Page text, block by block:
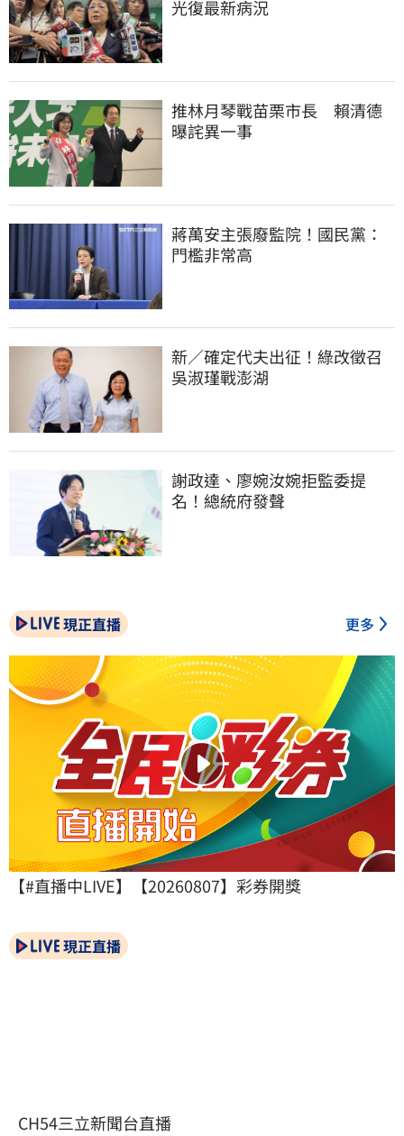
光復最新病況
推林月琴戰苗栗市長　賴清德
曝詫異一事
蔣萬安主張廢監院！國民黨：
門檻非常高
新／確定代夫出征！綠改徵召
吳淑瑾戰澎湖
謝政達、廖婉汝婉拒監委提
名！總統府發聲
現正直播 更多
【#直播中LIVE】【20260807】彩券開獎
現正直播
CH54三立新聞台直播